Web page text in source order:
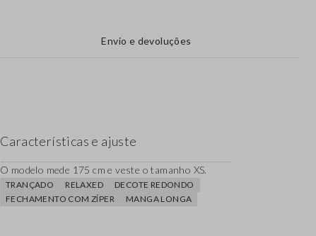
Envio e devoluções
Características e ajuste
O modelo mede 175 cm e veste o tamanho XS.
TRANÇADO RELAXED
DECOTE REDONDO
FECHAMENTO COM ZÍPER
MANGA LONGA